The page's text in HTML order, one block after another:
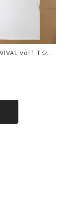
vol.1 Tシャ